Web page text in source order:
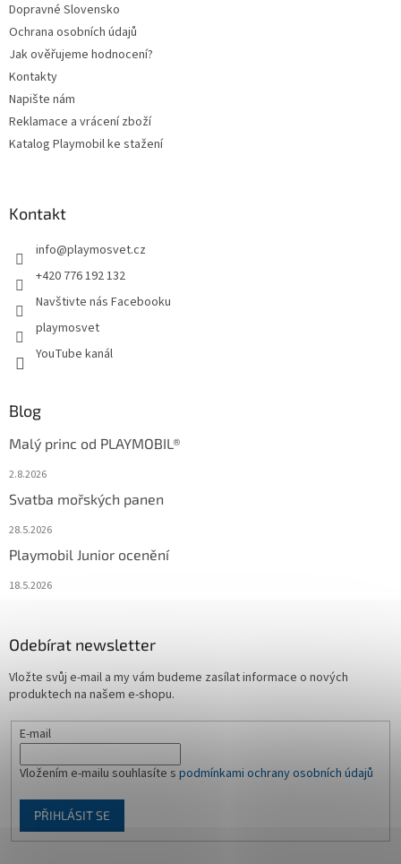
Dopravné Slovensko
Ochrana osobních údajů
Jak ověřujeme hodnocení?
Kontakty
Napište nám
Reklamace a vrácení zboží
Katalog Playmobil ke stažení
Kontakt
info@playmosvet.cz
+420 776 192 132
Navštivte nás Facebooku
playmosvet
YouTube kanál
Blog
Malý princ od PLAYMOBIL®
2.8.2026
Svatba mořských panen
28.5.2026
Playmobil Junior ocenění
18.5.2026
Odebírat newsletter
Vložte svůj e-mail a my vám budeme zasílat informace o nových
produktech na našem e-shopu.
E-mail
Vložením e-mailu souhlasíte s podmínkami ochrany osobních údajů
PŘIHLÁSIT SE